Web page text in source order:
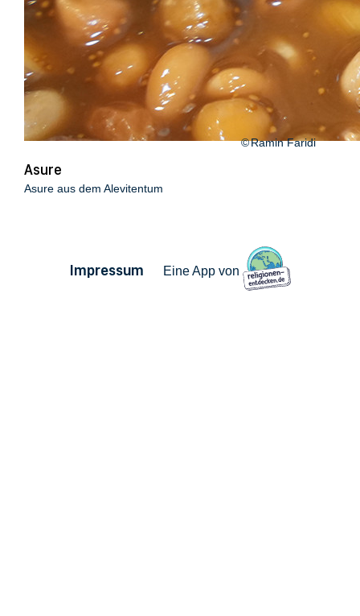
Ramin Faridi
Asure
Asure aus dem Alevitentum
Impressum Eine App von